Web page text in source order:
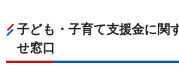
子ども・子育て支援金に関
せ窓口